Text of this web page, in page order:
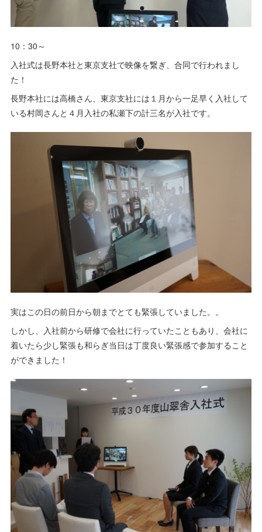
10：30～
入社式は長野本社と東京支社で映像を繋ぎ、合同で行われまし
た！
長野本社には高橋さん、東京支社には１月から一足早く入社して
いる村岡さんと４月入社の私瀬下の計三名が入社です。
実はこの日の前日から朝までとても緊張していました。。
しかし、入社前から研修で会社に行っていたこともあり、会社に
着いたら少し緊張も和らぎ当日は丁度良い緊張感で参加すること
ができました！